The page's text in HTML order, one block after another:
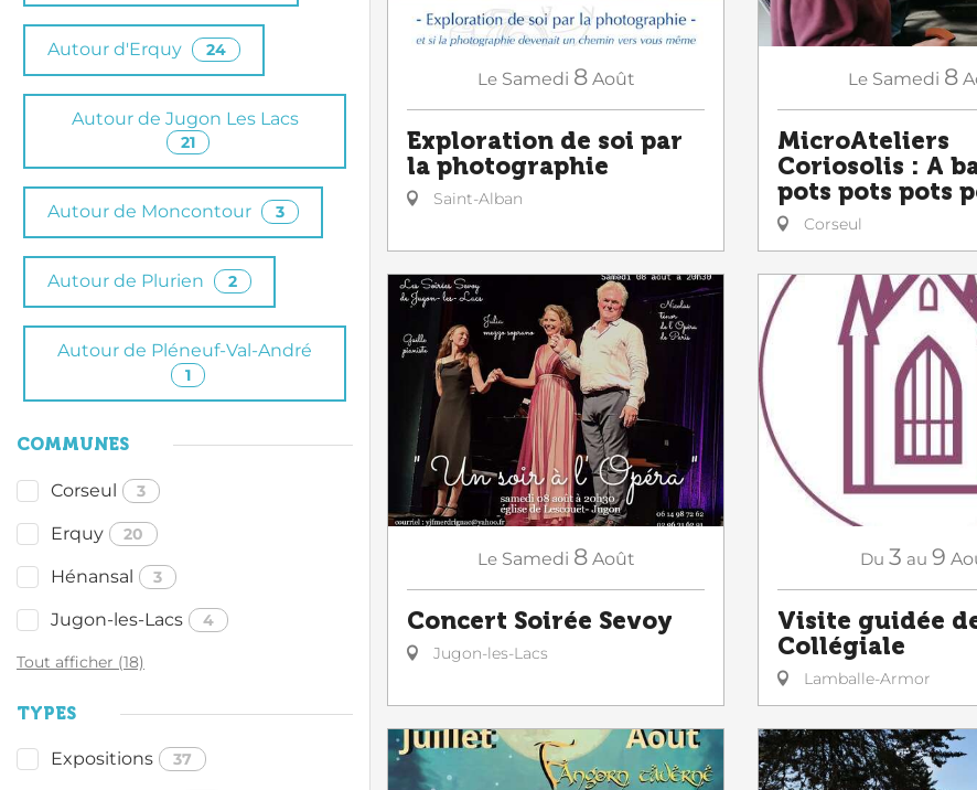
Autour d'Erquy 24
Autour de Jugon Les Lacs
21
Autour de Moncontour 3
Autour de Plurien 2
Autour de Pléneuf-Val-André
1
COMMUNES
Corseul 3
Erquy 20
Hénansal 3
Jugon-les-Lacs 4
Tout afficher (18)
TYPES
Expositions 37
Le Samedi 8 Août
Exploration de soi par
la photographie
Saint-Alban
Le Samedi 8
MicroAteliers
Coriosolis : A
pots pots pots
Corseul
Le Samedi 8 Août
Concert Soirée Sevoy
Jugon-les-Lacs
Du 3 au 9
Visite guidée
Collégiale
Lamballe-Armor